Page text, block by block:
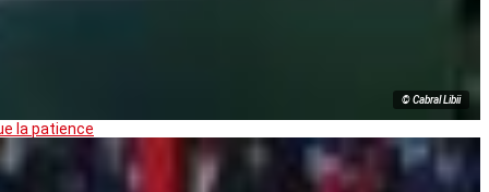
© Cabral Libii
la patience